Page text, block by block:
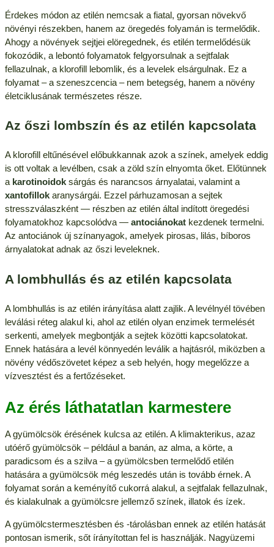
Érdekes módon az etilén nemcsak a fiatal, gyorsan növekvő
növényi részekben, hanem az öregedés folyamán is termelődik.
Ahogy a növények sejtjei elöregednek, és etilén termelődésük
fokozódik, a lebontó folyamatok felgyorsulnak a sejtfalak
fellazulnak, a klorofill lebomlik, és a levelek elsárgulnak. Ez a
folyamat – a szeneszcencia – nem betegség, hanem a növény
életciklusának természetes része.
Az őszi lombszín és az etilén kapcsolata
A klorofill eltűnésével előbukkannak azok a színek, amelyek eddig
is ott voltak a levélben, csak a zöld szín elnyomta őket. Előtünnek
a karotinoidoksárgás és narancsos árnyalatai, valamint a
xantofillokaranysárgái. Ezzel párhuzamosan a sejtek
stresszválaszként — részben az etilén által indított öregedési
folyamatokhoz kapcsolódva — antociánokatkezdenek termelni.
Az antociánok új színanyagok, amelyek pirosas, lilás, bíboros
árnyalatokat adnak az őszi leveleknek.
A lombhullás és az etilén kapcsolata
A lombhullás is az etilén irányítása alatt zajlik. A levélnyél tövében
leválási réteg alakul ki, ahol az etilén olyan enzimek termelését
serkenti, amelyek megbontják a sejtek közötti kapcsolatokat.
Ennek hatására a levél könnyedén leválik a hajtásról, miközben a
növény védőszövetet képez a seb helyén, hogy megelőzze a
vízvesztést és a fertőzéseket.
Az érés láthatatlan karmestere
A gyümölcsök érésének kulcsa az etilén. A klimakterikus, azaz
utóérő gyümölcsök – például a banán, az alma, a körte, a
paradicsom és a szilva – a gyümölcsben termelődő etilén
hatására a gyümölcsök még leszedés után is tovább érnek. A
folyamat során a keményítő cukorrá alakul, a sejtfalak fellazulnak,
és kialakulnak a gyümölcsre jellemző színek, illatok és ízek.
A gyümölcstermesztésben és -tárolásban ennek az etilén hatását
pontosan ismerik, sőt írányítottan fel is használják. Nagyüzemi